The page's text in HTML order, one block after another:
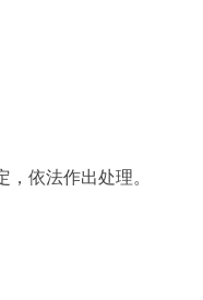
，依法作出处理。